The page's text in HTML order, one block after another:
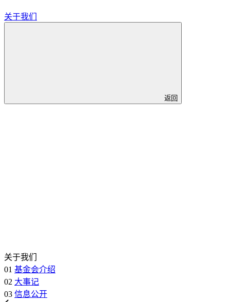
关于我们
返回
关于我们
01 基金会介绍
02 大事记
03 信息公开